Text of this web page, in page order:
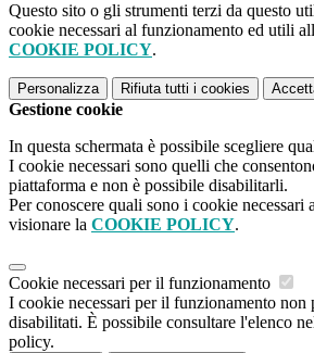
Questo sito o gli strumenti terzi da questo
cookie necessari al funzionamento ed utili
COOKIE POLICY.
Personalizza Rifiuta tutti i cookies
Gestione cookie
In questa schermata è possibile scegliere
I cookie necessari sono quelli che
piattaforma e non è possibile disabilitarli.
Per conoscere quali sono i cookie necessari
visionare la COOKIE POLICY.
Cookie necessari per il funzionamento
I cookie necessari per il funzionamento non
disabilitati. È possibile consultare l'elenco
policy.